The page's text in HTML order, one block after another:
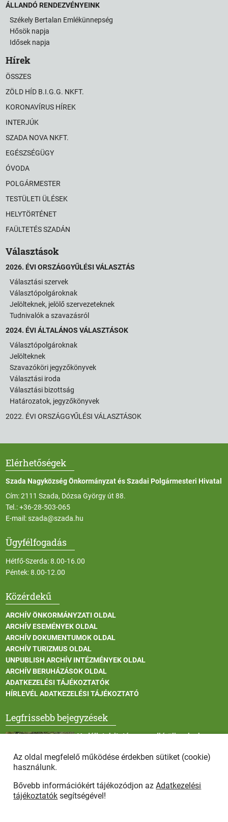
ÁLLANDÓ RENDEZVÉNYEINK
Székely Bertalan Emlékünnepség
Hősök napja
Idősek napja
Hírek
ÖSSZES
ZÖLD HÍD B.I.G.G. NKFT.
KORONAVÍRUS HÍREK
INTERJÚK
SZADA NOVA NKFT.
EGÉSZSÉGÜGY
ÓVODA
POLGÁRMESTER
TESTÜLETI ÜLÉSEK
HELYTÖRTÉNET
FAÜLTETÉS SZADÁN
Választások
2026. ÉVI ORSZÁGGYŰLÉSI VÁLASZTÁS
Választási szervek
Választópolgároknak
Jelölteknek, jelölő szervezeteknek
Tudnivalók a szavazásról
2024. ÉVI ÁLTALÁNOS VÁLASZTÁSOK
Választópolgároknak
Jelölteknek
Szavazóköri jegyzőkönyvek
Választási iroda
Választási bizottság
Határozatok, jegyzőkönyvek
2022. ÉVI ORSZÁGGYŰLÉSI VÁLASZTÁSOK
Elérhetőségek
Szada Nagyközség Önkormányzat és Szadai Polgármesteri Hivatal
Cím: 2111 Szada, Dózsa György út 88.
Tel.:+36-28-503-065
E-mail:szada@szada.hu
Ügyfélfogadás
Hétfő-Szerda: 8.00-16.00
Péntek: 8.00-12.00
Közérdekű
ARCHÍV ÖNKORMÁNYZATI OLDAL
ARCHÍV ESEMÉNYEK OLDAL
ARCHÍV DOKUMENTUMOK OLDAL
ARCHÍV TURIZMUS OLDAL
UNPUBLISH ARCHÍV INTÉZMÉNYEK OLDAL
ARCHÍV BERUHÁZÁSOK OLDAL
ADATKEZELÉSI TÁJÉKOZTATÓK
HÍRLEVÉL ADATKEZELÉSI TÁJÉKOZTATÓ
Legfrissebb bejegyzések
Vadállatok itatása a rendkívüli melegben
Afrikai sertéspestis - kérések a lakosság felé
Az oldal megfelelő működése érdekben sütiket (cookie)
használunk.
Bővebb információkért tájékozódjon azAdatkezelési
tájékoztatók segítségével!